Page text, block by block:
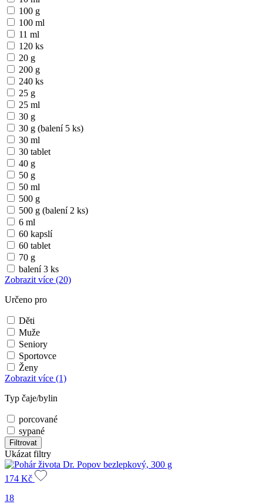
100 g
100 ml
11 ml
120 ks
20 g
200 g
240 ks
25 g
25 ml
30 g
30 g (balení 5 ks)
30 ml
30 tablet
40 g
50 g
50 ml
500 g
500 g (balení 2 ks)
6 ml
60 kapslí
60 tablet
70 g
balení 3 ks
Zobrazit více (20)
Určeno pro
Děti
Muže
Seniory
Sportovce
Ženy
Zobrazit více (1)
Typ čaje/bylin
porcované
sypané
Filtrovat
Ukázat filtry
174 Kč
18